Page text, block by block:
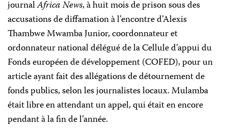
journalAfrica News, à huit mois de prison sous des
accusations de diffamation à l’encontre d’Alexis
Thambwe Mwamba Junior, coordonnateur et
ordonnateur national délégué de la Cellule d’appui du
Fonds européen de développement (COFED), pour un
article ayant fait des allégations de détournement de
fonds publics, selon les journalistes locaux. Mulamba
était libre en attendant un appel, qui était en encore
pendant à la fin de l’année.